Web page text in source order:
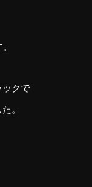
ックで
。